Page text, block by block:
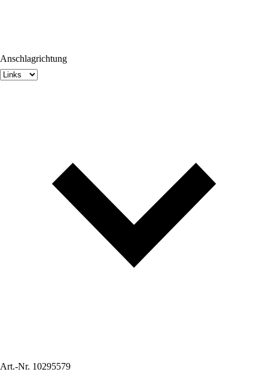
Anschlagrichtung
Art.-Nr. 10295579